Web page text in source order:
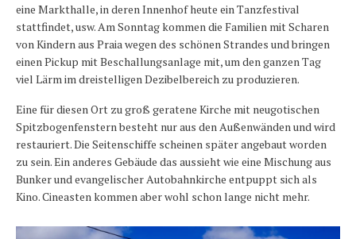
eine Markthalle, in deren Innenhof heute ein Tanzfestival
stattfindet, usw. Am Sonntag kommen die Familien mit Scharen
von Kindern aus Praia wegen des schönen Strandes und bringen
einen Pickup mit Beschallungsanlage mit, um den ganzen Tag
viel Lärm im dreistelligen Dezibelbereich zu produzieren.
Eine für diesen Ort zu groß geratene Kirche mit neugotischen
Spitzbogenfenstern besteht nur aus den Außenwänden und wird
restauriert. Die Seitenschiffe scheinen später angebaut worden
zu sein. Ein anderes Gebäude das aussieht wie eine Mischung aus
Bunker und evangelischer Autobahnkirche entpuppt sich als
Kino. Cineasten kommen aber wohl schon lange nicht mehr.